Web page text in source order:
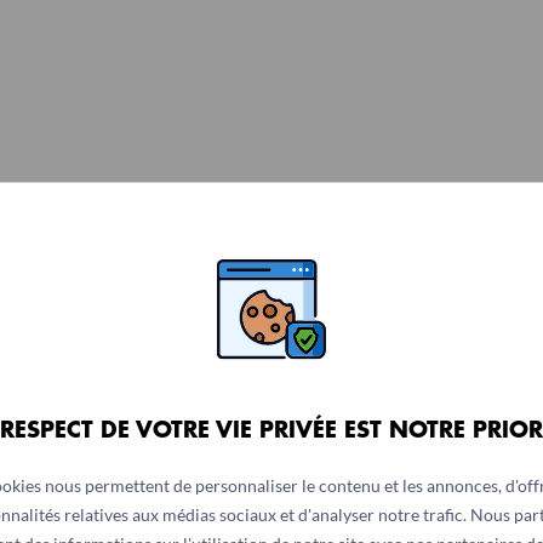
RESPECT DE VOTRE VIE PRIVÉE EST NOTRE
nous permettent de personnaliser le contenu et les annonces,
relatives aux médias sociaux et d'analyser notre trafic. Nous